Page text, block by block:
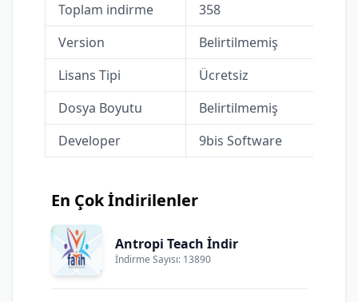
Toplam indirme
358
Version
Belirtilmemiş
Lisans Tipi
Ücretsiz
Dosya Boyutu
Belirtilmemiş
Developer
9bis Software
En Çok İndirilenler
Antropi Teach İndir
İndirme Sayısı: 13890